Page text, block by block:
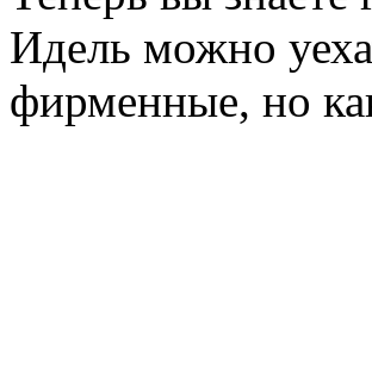
Идель можно
фирменные, но